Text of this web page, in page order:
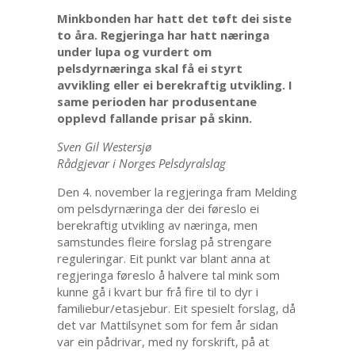
Minkbonden har hatt det tøft dei siste
to åra. Regjeringa har hatt næringa
under lupa og vurdert om
pelsdyrnæringa skal få ei styrt
avvikling eller ei berekraftig utvikling. I
same perioden har produsentane
opplevd fallande prisar på skinn.
Sven Gil Westersjø
Rådgjevar i Norges Pelsdyralslag
Den 4. november la regjeringa fram Melding
om pelsdyrnæringa der dei føreslo ei
berekraftig utvikling av næringa, men
samstundes fleire forslag på strengare
reguleringar. Eit punkt var blant anna at
regjeringa føreslo å halvere tal mink som
kunne gå i kvart bur frå fire til to dyr i
familiebur/etasjebur. Eit spesielt forslag, då
det var Mattilsynet som for fem år sidan
var ein pådrivar, med ny forskrift, på at